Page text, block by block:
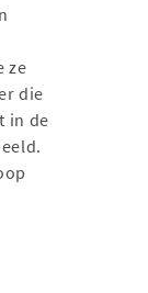
ze
die
in de